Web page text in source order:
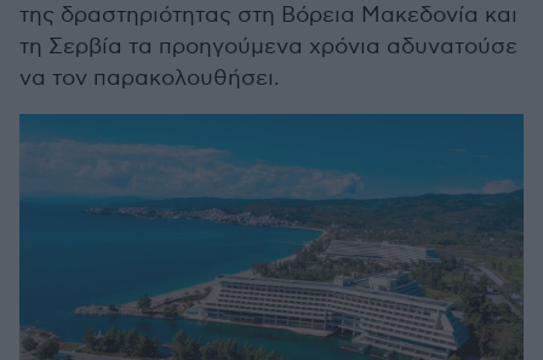
της δραστηριότητας στη Βόρεια Μακεδονία και
τη Σερβία τα προηγούμενα χρόνια αδυνατούσε
να τον παρακολουθήσει.